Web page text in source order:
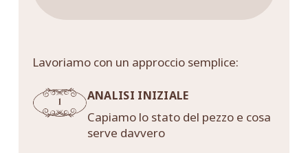
Lavoriamo con un approccio semplice:
ANALISI INIZIALE
Capiamo lo stato del pezzo e cosa
serve davvero